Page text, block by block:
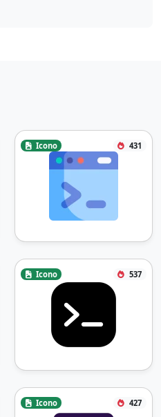
Icono 431
Icono 537
Icono 427